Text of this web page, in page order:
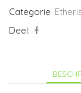
Categorie
Deel: